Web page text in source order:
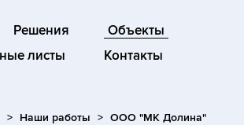
Решения
Объекты
листы Контакты
Наши работы ООО "МК Долина"